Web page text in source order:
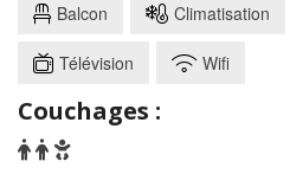
Balcon Climatisation
Télévision Wifi
Couchages :